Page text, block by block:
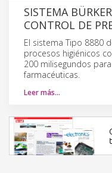
SISTEMA
CONTROL DE
El sistema Tipo 8880
procesos higiénicos
200 milisegundos
farmacéuticas.
Leer más…